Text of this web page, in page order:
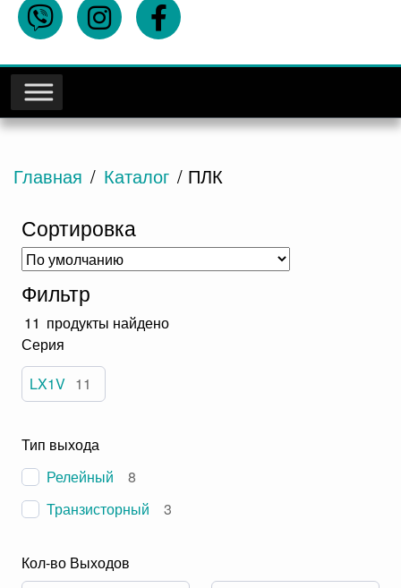
Главная / Каталог / ПЛК
Сортировка
Фильтр
11 продукты найдено
Серия
LX1V 11
Тип выхода
Релейный
8
Транзисторный
3
Кол-во Выходов